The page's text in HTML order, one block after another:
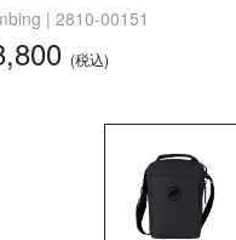
| 2810-00151
(税込)